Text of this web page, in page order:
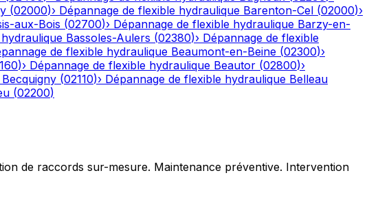
(02000)› Dépannage de flexible hydraulique Barenton-Cel (02000)›
aux-Bois (02700)› Dépannage de flexible hydraulique Barzy-en-
Bassoles-Aulers (02380)› Dépannage de flexible
de flexible hydraulique Beaumont-en-Beine (02300)›
)› Dépannage de flexible hydraulique Beautor (02800)›
Becquigny (02110)› Dépannage de flexible hydraulique Belleau
(02200)
de raccords sur-mesure. Maintenance préventive. Intervention